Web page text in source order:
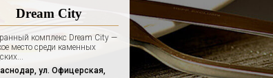
Dream City
комплекс Dream City —
место среди каменных
ул. Офицерская,